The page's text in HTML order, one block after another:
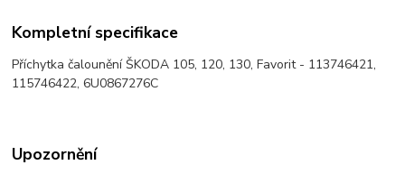
Kompletní specifikace
Příchytka čalounění ŠKODA 105, 120, 130, Favorit - 113746421,
115746422, 6U0867276C
Upozornění